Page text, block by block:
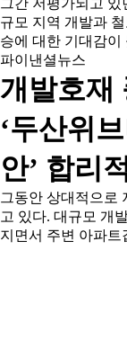
그간 저평가되고 있
규모 지역 개발과
승에 대한 기대감이
파이낸셜뉴스
개발호재
‘두산위
안’ 합리
그동안 상대적으로
고 있다. 대규모 개
지면서 주변 아파트